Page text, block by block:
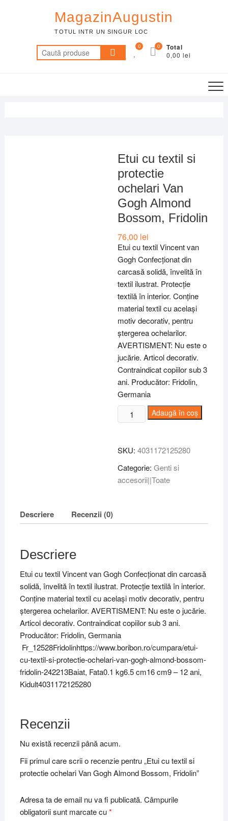
MagazinAugustin
TOTUL INTR UN SINGUR LOC
Caută
după:
0 Total
0,00 lei
0
Etui cu textil si
protectie
ochelari Van
Gogh Almond
Bossom, Fridolin
76,00 lei
Etui cu textil Vincent van
Gogh Confecționat din
carcasă solidă, învelită în
textil ilustrat. Protecție
textilă în interior. Conține
material textil cu același
motiv decorativ, pentru
ștergerea ochelarilor.
AVERTISMENT: Nu este o
jucărie. Articol decorativ.
Contraindicat copiilor sub 3
ani. Producător: Fridolin,
Germania
Cantitate
Etui
textil
protectie
ochelari
Almond
Adaugă în coș
SKU:4031172125280
Categorie:Genti si
accesorii||Toate
Descriere Recenzii (0)
Descriere
Etui cu textil Vincent van Gogh Confecționat din carcasă
solidă, învelită în textil ilustrat. Protecție textilă în interior.
Conține material textil cu același motiv decorativ, pentru
ștergerea ochelarilor. AVERTISMENT: Nu este o jucărie.
Articol decorativ. Contraindicat copiilor sub 3 ani.
Producător: Fridolin, Germania
Fr_12528Fridolinhttps://www.boribon.ro/cumpara/etui-
cu-textil-si-protectie-ochelari-van-gogh-almond-bossom-
fridolin-242213Baiat, Fata0.1 kg6.5 cm16 cm9 – 12 ani,
Kidult4031172125280
Recenzii
Nu există recenzii până acum.
Fii primul care scrii o recenzie pentru „Etui cu textil si
protectie ochelari Van Gogh Almond Bossom, Fridolin”
Adresa ta de email nu va fi publicată. Câmpurile
obligatorii sunt marcate cu*